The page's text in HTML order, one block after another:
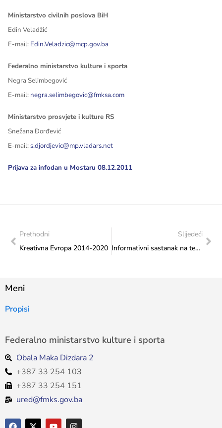
Ministarstvo civilnih poslova BiH
Edin Veladžić
E-mail: Edin.Veladzic@mcp.gov.ba
Federalno ministarstvo kulture i sporta
Negra Selimbegović
E-mail: negra.selimbegovic@fmksa.com
Ministarstvo prosvjete i kulture RS
Snežana Đorđević
E-mail:s.djordjevic@mp.vladars.net
Prijava za infodan u Mostaru 08.12.2011
Prethodni
Kreativna Evropa 2014-2020
Slijedeći
Informativni sastanak na temu prijedloga Evropske komisije za novi program “Kreativna Evropa”
Meni
Propisi
Federalno ministarstvo kulture i sporta
Obala Maka Dizdara 2
+387 33 254 103
+387 33 254 151
ured@fmks.gov.ba